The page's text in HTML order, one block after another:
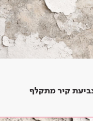
קיר מתקלף